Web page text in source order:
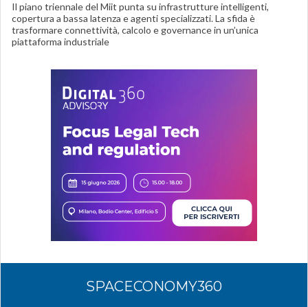
Il piano triennale del Miit punta su infrastrutture intelligenti,
copertura a bassa latenza e agenti specializzati. La sfida è
trasformare connettività, calcolo e governance in un’unica
piattaforma industriale
SPACECONOMY360